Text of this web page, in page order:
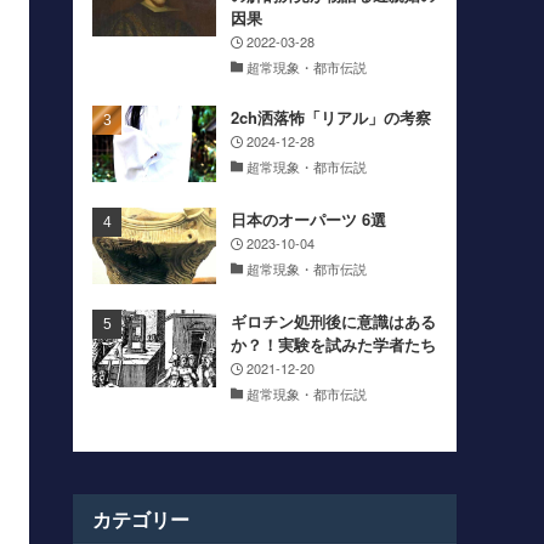
因果
2022-03-28
超常現象・都市伝説
2ch洒落怖「リアル」の考察
2024-12-28
超常現象・都市伝説
日本のオーパーツ 6選
2023-10-04
超常現象・都市伝説
ギロチン処刑後に意識はある
か？！実験を試みた学者たち
2021-12-20
超常現象・都市伝説
カテゴリー